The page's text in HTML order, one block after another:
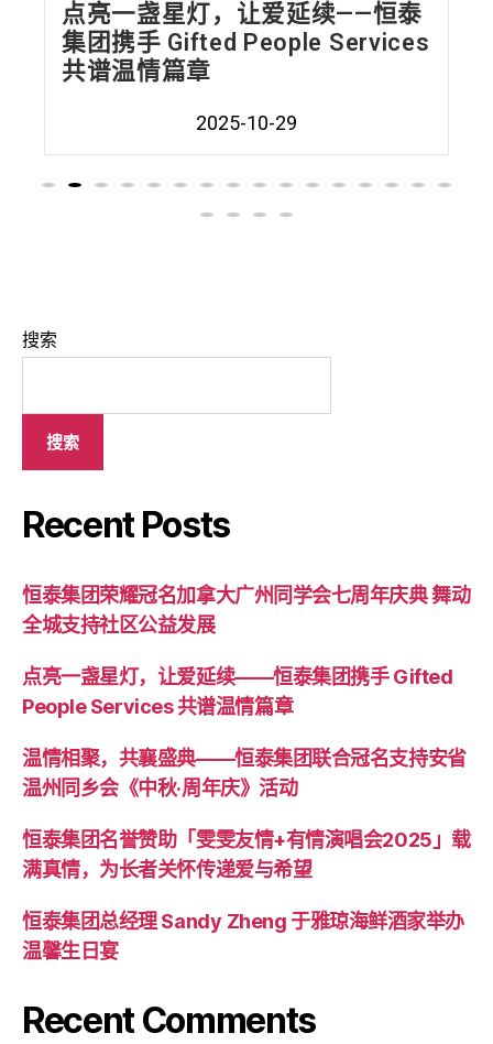
续——恒泰
Services
温情相聚，共襄盛典——
联合冠名支持安省温州同
《中秋·周年庆》活动
搜索
搜索
Recent Posts
恒泰集团荣耀冠名加拿大广州同学会七周年庆典 舞动
全城支持社区公益发展
点亮一盏星灯，让爱延续——恒泰集团携手 Gifted
People Services 共谱温情篇章
温情相聚，共襄盛典——恒泰集团联合冠名支持安省
温州同乡会《中秋·周年庆》活动
恒泰集团名誉赞助「雯雯友情+有情演唱会2025」载
满真情，为长者关怀传递爱与希望
恒泰集团总经理 Sandy Zheng 于雅琼海鲜酒家举办
温馨生日宴
Recent Comments